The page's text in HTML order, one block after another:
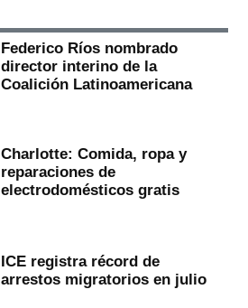
Federico Ríos nombrado
director interino de la
Coalición Latinoamericana
Charlotte: Comida, ropa y
reparaciones de
electrodomésticos gratis
ICE registra récord de
arrestos migratorios en julio